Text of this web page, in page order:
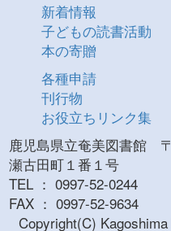
新着情報
子どもの読書活動
本の寄贈
各種申請
刊行物
お役立ちリンク集
鹿児島県立奄美図書館
瀬古田町１番１号
TEL ： 0997-52-0244
FAX ： 0997-52-9634
Copyright(C)